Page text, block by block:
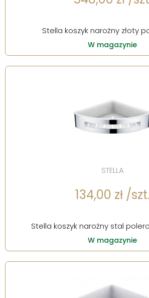
Stella koszyk narożny złoty
W magazynie
STELLA
134,00 zł /szt.
Stella koszyk narożny stal
W magazynie